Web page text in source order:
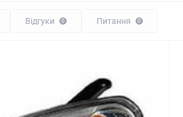
Відгуки 0 Питання 0